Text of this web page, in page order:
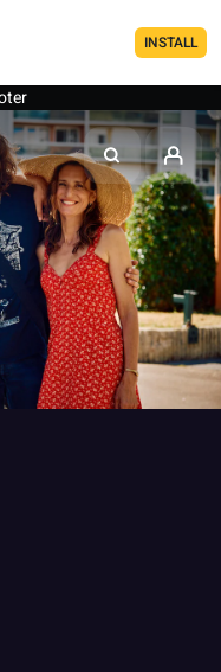
INSTALL